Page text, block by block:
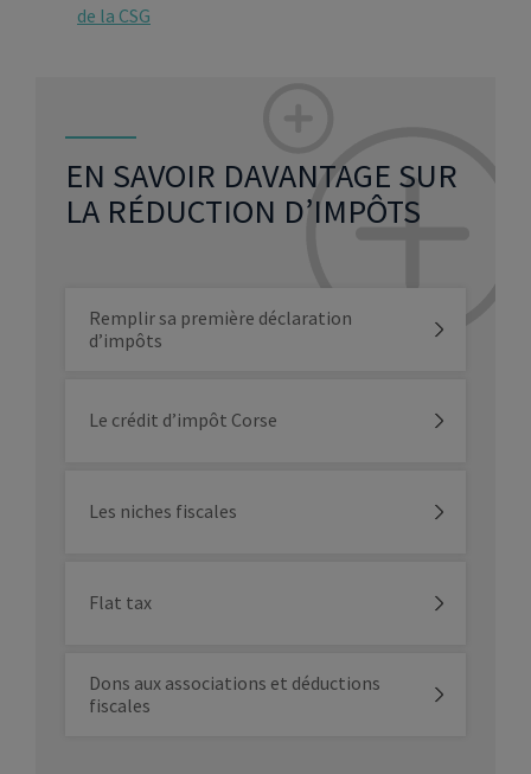
de la CSG
EN SAVOIR DAVANTAGE SUR
LA RÉDUCTION D’IMPÔTS
Remplir sa première déclaration
d’impôts
Le crédit d’impôt Corse
Les niches fiscales
Flat tax
Dons aux associations et déductions
fiscales